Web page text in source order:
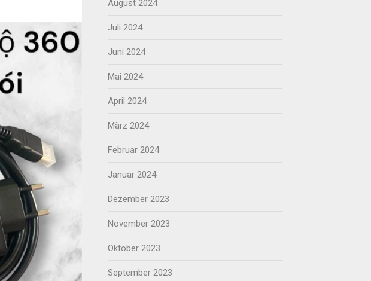
August 2024
Juli 2024
Juni 2024
Mai 2024
April 2024
März 2024
Februar 2024
Januar 2024
Dezember 2023
November 2023
Oktober 2023
September 2023